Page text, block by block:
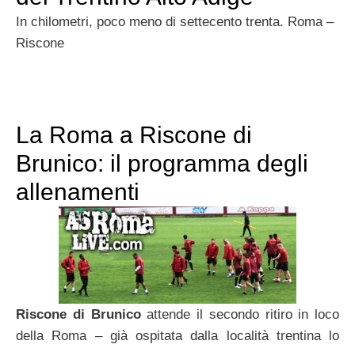
In chilometri, poco meno di settecento trenta. Roma –
Riscone
La Roma a Riscone di
Brunico: il programma degli
allenamenti
Riscone di Brunicoattende il secondo ritiro in loco
della Roma – già ospitata dalla località trentina lo